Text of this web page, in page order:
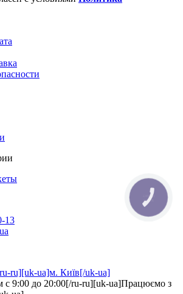
13
ru][uk-ua]м. Київ[/uk-ua]
с 9:00 до 20:00[/ru-ru][uk-ua]Працюємо з
КНОПКА
ЗВ'ЯЗКУ